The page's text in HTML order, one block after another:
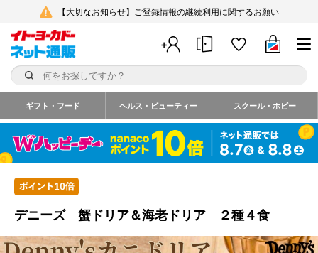
【大切なお知らせ】ご登録情報の継続利用に関するお願い
ギフト・フード ヘルス・ビューティー スクール・ホビー
デニーズ 蟹ドリア＆海老ドリア ２種４食